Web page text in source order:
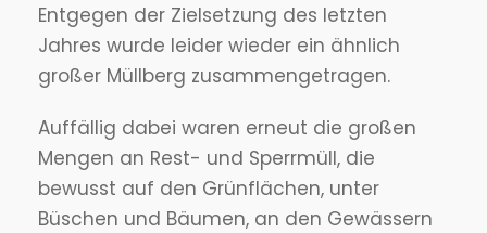
Entgegen der Zielsetzung des letzten
Jahres wurde leider wieder ein ähnlich
großer Müllberg zusammengetragen.
Auffällig dabei waren erneut die großen
Mengen an Rest- und Sperrmüll, die
bewusst auf den Grünflächen, unter
Büschen und Bäumen, an den Gewässern